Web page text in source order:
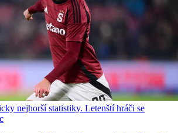
nejhorší statistiky. Letenští hráči se